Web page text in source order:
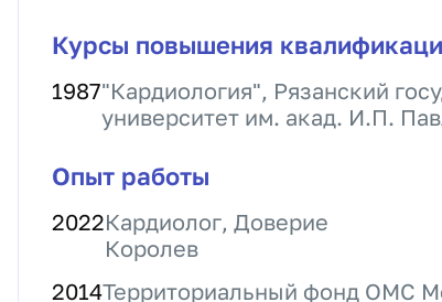
Курсы повышения
1987"Кардиология", Рязанский
университет им. акад. И.П.
Опыт работы
2022Кардиолог, Доверие
Королев
2014Территориальный фонд ОМС